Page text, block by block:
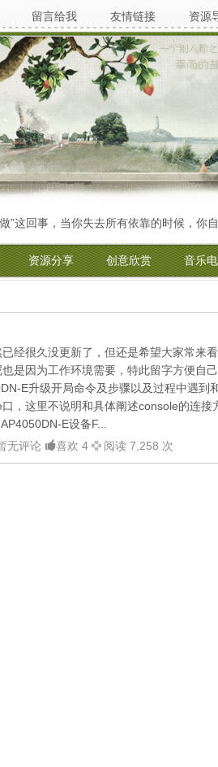
留言给我 友情链接 资源
回事，当你失去所有依靠的时候，你自
资源分享 创意欣赏 音乐
经很久没更新了，但还是希望大家常来
是因为工作环境需要，特此留字方便自
E升级开局命令及步骤以及过程中遇到
，这里不说明和具体阐述console的连接
E设备F...
无评论 喜欢 4 阅读 7,258 次